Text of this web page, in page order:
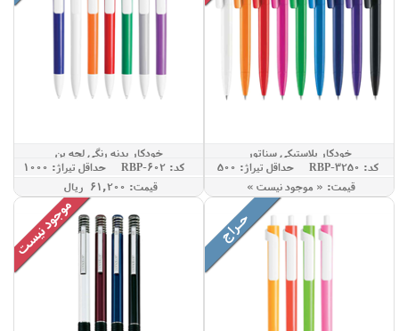
خودکار پلاستیکی سناتور
کد: RBP-3250
حداقل تيراژ: 500
قيمت: « موجود نيست »
خودکار بدنه رنگی لچه پن
کد: RBP-602
حداقل تيراژ: 1000
قيمت: 61,200 ريال